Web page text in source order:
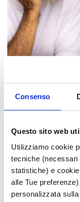
Consenso
Questo sito web
Utilizziamo cookie
tecniche (necessari
statistiche) e
alle Tue
personalizzata
Les événements
modifications.
organisateurs
LIEN